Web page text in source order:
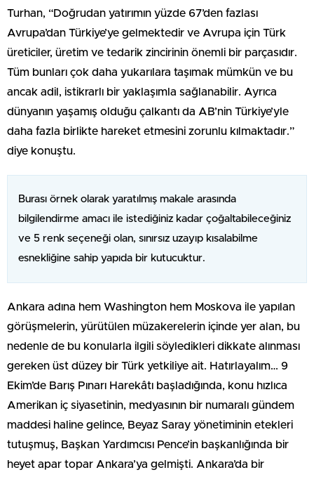
Turhan, “Doğrudan yatırımın yüzde 67’den fazlası
Avrupa’dan Türkiye’ye gelmektedir ve Avrupa için Türk
üreticiler, üretim ve tedarik zincirinin önemli bir parçasıdır.
Tüm bunları çok daha yukarılara taşımak mümkün ve bu
ancak adil, istikrarlı bir yaklaşımla sağlanabilir. Ayrıca
dünyanın yaşamış olduğu çalkantı da AB’nin Türkiye’yle
daha fazla birlikte hareket etmesini zorunlu kılmaktadır.”
diye konuştu.
Burası örnek olarak yaratılmış makale arasında
bilgilendirme amacı ile istediğiniz kadar çoğaltabileceğiniz
ve 5 renk seçeneği olan, sınırsız uzayıp kısalabilme
esnekliğine sahip yapıda bir kutucuktur.
Ankara adına hem Washington hem Moskova ile yapılan
görüşmelerin, yürütülen müzakerelerin içinde yer alan, bu
nedenle de bu konularla ilgili söyledikleri dikkate alınması
gereken üst düzey bir Türk yetkiliye ait. Hatırlayalım… 9
Ekim’de Barış Pınarı Harekâtı başladığında, konu hızlıca
Amerikan iç siyasetinin, medyasının bir numaralı gündem
maddesi haline gelince, Beyaz Saray yönetiminin etekleri
tutuşmuş, Başkan Yardımcısı Pence’in başkanlığında bir
heyet apar topar Ankara’ya gelmişti. Ankara’da bir